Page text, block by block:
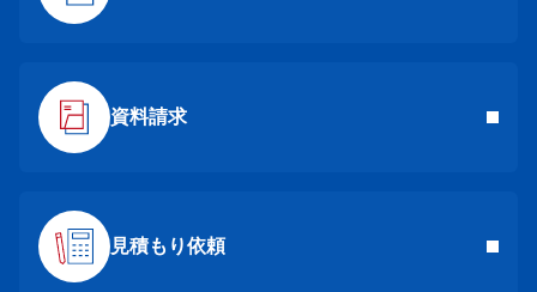
資料請求
見積もり依頼